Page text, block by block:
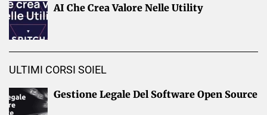
AI Che Crea Valore Nelle Utility
ULTIMI CORSI SOIEL
Gestione Legale Del Software Open Source